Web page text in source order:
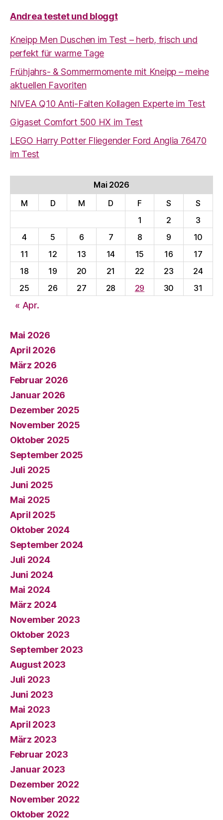
Andrea testet und bloggt
Kneipp Men Duschen im Test – herb, frisch und
perfekt für warme Tage
Frühjahrs- & Sommermomente mit Kneipp – meine
aktuellen Favoriten
NIVEA Q10 Anti-Falten Kollagen Experte im Test
Gigaset Comfort 500 HX im Test
LEGO Harry Potter Fliegender Ford Anglia 76470
im Test
Mai 2026
M
D M D F S
S
1
2
3
4
5 6 7 8 9
10
11
12 13 14 15 16
17
18
19 20 21 22 23
24
25
26 27 28 29 30 31
« Apr.
Mai 2026
April 2026
März 2026
Februar 2026
Januar 2026
Dezember 2025
November 2025
Oktober 2025
September 2025
Juli 2025
Juni 2025
Mai 2025
April 2025
Oktober 2024
September 2024
Juli 2024
Juni 2024
Mai 2024
März 2024
November 2023
Oktober 2023
September 2023
August 2023
Juli 2023
Juni 2023
Mai 2023
April 2023
März 2023
Februar 2023
Januar 2023
Dezember 2022
November 2022
Oktober 2022